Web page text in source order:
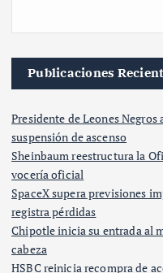
Publicaciones
Presidente de Leones Negros
suspensión de ascenso
Sheinbaum reestructura la
vocería oficial
SpaceX supera previsiones
registra pérdidas
Chipotle inicia su entrada al
cabeza
HSBC reinicia recompra de